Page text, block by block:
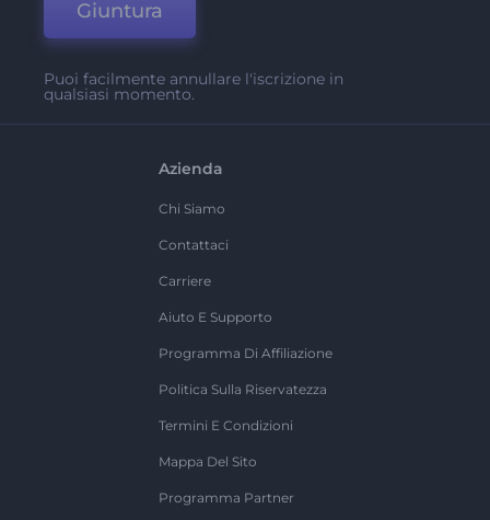
Giuntura
Puoi facilmente annullare l'iscrizione in
qualsiasi momento.
Azienda
Chi Siamo
Contattaci
Carriere
Aiuto E Supporto
Programma Di Affiliazione
Politica Sulla Riservatezza
Termini E Condizioni
Mappa Del Sito
Programma Partner